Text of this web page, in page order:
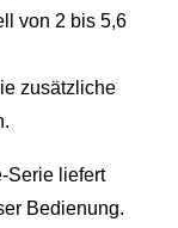
von 2 bis 5,6
zusätzliche
Serie liefert
Bedienung.